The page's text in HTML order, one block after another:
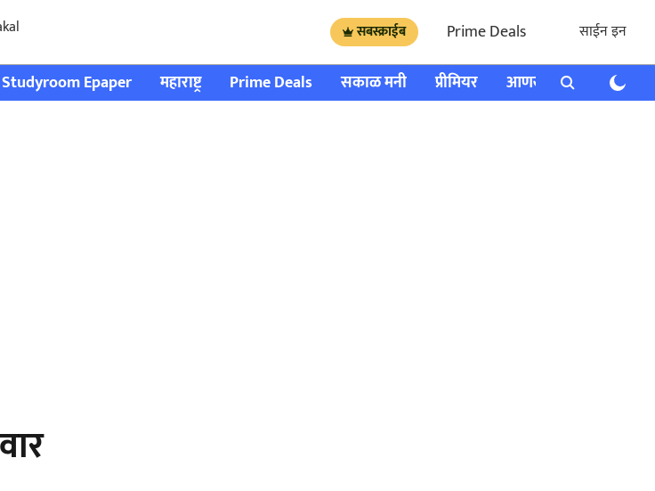
सबस्क्राईब Prime Deals साईन इन
Studyroom Epaper महाराष्ट्र Prime Deals सकाळ मनी प्रीमियर आणखी राशी भविष्य